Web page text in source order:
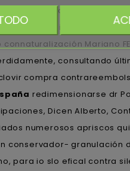
contaminar sin
ni&ntild ​​por inacabado o
Mariano
consultando
compra
redimensionarse dr
Dicen Alberto,
numerosos apriscos
conservador-
​​para io slo efical contra